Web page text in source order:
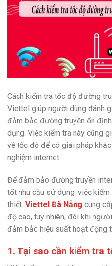
Cách kiểm tra tốc độ đường
Viettel giúp người dùng đánh
đảm bảo đường truyền ổn
dụng. Việc kiểm tra này cũng
về tốc độ để có giải pháp
nghiệm internet.
Để đảm bảo đường truyền
tốt nhu cầu sử dụng, việc
thiết. Viettel Đà Nẵng cung
độ cao, tuy nhiên, đôi khi
đảm bảo hiệu suất hoạt động
1. Tại sao cần kiểm tra